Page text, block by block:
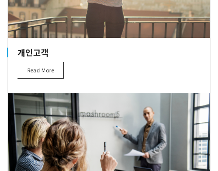
개인고객
Read More